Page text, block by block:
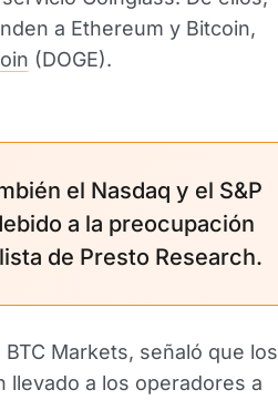
a Ethereum y Bitcoin,
(DOGE).
el Nasdaq y el S&P
a la preocupación
de Presto Research.
Markets, señaló que los
llevado a los operadores a